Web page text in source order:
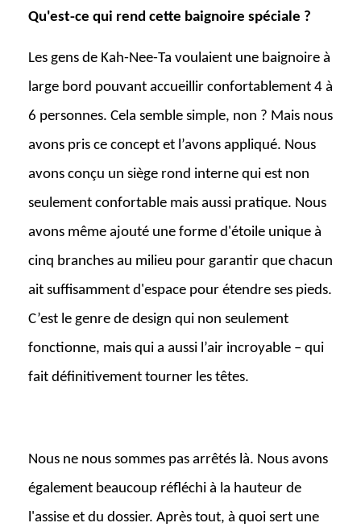
Qu'est-ce qui rend cette baignoire spéciale ?
Les gens de Kah-Nee-Ta voulaient une baignoire à
large bord pouvant accueillir confortablement 4 à
6 personnes. Cela semble simple, non ? Mais nous
avons pris ce concept et l’avons appliqué. Nous
avons conçu un siège rond interne qui est non
seulement confortable mais aussi pratique. Nous
avons même ajouté une forme d'étoile unique à
cinq branches au milieu pour garantir que chacun
ait suffisamment d'espace pour étendre ses pieds.
C’est le genre de design qui non seulement
fonctionne, mais qui a aussi l’air incroyable – qui
fait définitivement tourner les têtes.
Nous ne nous sommes pas arrêtés là. Nous avons
également beaucoup réfléchi à la hauteur de
l'assise et du dossier. Après tout, à quoi sert une